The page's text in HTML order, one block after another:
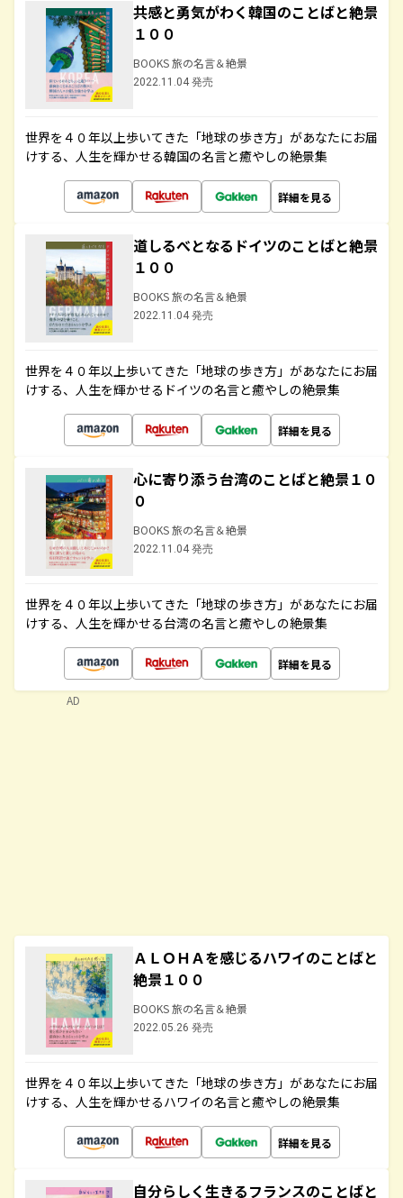
共感と勇気がわく韓国のことばと絶景
１００
BOOKS 旅の名言＆絶景
2022.11.04 発売
世界を４０年以上歩いてきた「地球の歩き方」があなたにお届
けする、人生を輝かせる韓国の名言と癒やしの絶景集
詳細を見る
道しるべとなるドイツのことばと絶景
１００
BOOKS 旅の名言＆絶景
2022.11.04 発売
世界を４０年以上歩いてきた「地球の歩き方」があなたにお届
けする、人生を輝かせるドイツの名言と癒やしの絶景集
詳細を見る
心に寄り添う台湾のことばと絶景１０
０
BOOKS 旅の名言＆絶景
2022.11.04 発売
世界を４０年以上歩いてきた「地球の歩き方」があなたにお届
けする、人生を輝かせる台湾の名言と癒やしの絶景集
詳細を見る
ＡＬＯＨＡを感じるハワイのことばと
絶景１００
BOOKS 旅の名言＆絶景
2022.05.26 発売
世界を４０年以上歩いてきた「地球の歩き方」があなたにお届
けする、人生を輝かせるハワイの名言と癒やしの絶景集
詳細を見る
自分らしく生きるフランスのことばと
AD